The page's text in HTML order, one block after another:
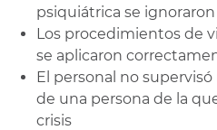
psiquiátrica se
Los procedimientos de
se aplicaron
El personal no
de una persona de la
crisis